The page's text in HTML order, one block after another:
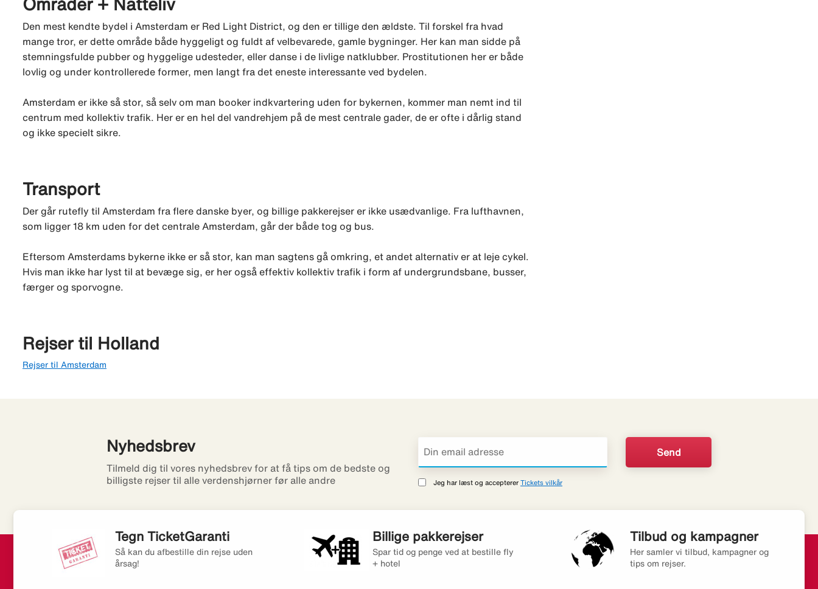
Områder + Natteliv
Den mest kendte bydel i Amsterdam er Red Light District, og den er tillige den ældste. Til forskel fra hvad
mange tror, er dette område både hyggeligt og fuldt af velbevarede, gamle bygninger. Her kan man sidde på
stemningsfulde pubber og hyggelige udesteder, eller danse i de livlige natklubber. Prostitutionen her er både
lovlig og under kontrollerede former, men langt fra det eneste interessante ved bydelen.
Amsterdam er ikke så stor, så selv om man booker indkvartering uden for bykernen, kommer man nemt ind til
centrum med kollektiv trafik. Her er en hel del vandrehjem på de mest centrale gader, de er ofte i dårlig stand
og ikke specielt sikre.
Transport
Der går rutefly til Amsterdam fra flere danske byer, og billige pakkerejser er ikke usædvanlige. Fra lufthavnen,
som ligger 18 km uden for det centrale Amsterdam, går der både tog og bus.
Eftersom Amsterdams bykerne ikke er så stor, kan man sagtens gå omkring, et andet alternativ er at leje cykel.
Hvis man ikke har lyst til at bevæge sig, er her også effektiv kollektiv trafik i form af undergrundsbane, busser,
færger og sporvogne.
Rejser til Holland
Rejser til Amsterdam
Nyhedsbrev
Tilmeld dig til vores nyhedsbrev for at få tips om de bedste og
billigste rejser til alle verdenshjørner før alle andre
Jeg har læst og accepterer Tickets vilkår
Tegn TicketGaranti
Så kan du afbestille din rejse uden
årsag!
Billige pakkerejser
Spar tid og penge ved at bestille fly
+ hotel
Tilbud og kampagner
Her samler vi tilbud, kampagner og
tips om rejser.